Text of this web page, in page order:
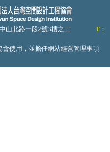
山北路一段2號3樓之二 F：
使用，並擔任網站經營管理事項